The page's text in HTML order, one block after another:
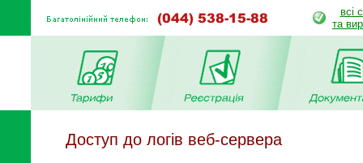
всі
та
Доступ до логів веб-сервера